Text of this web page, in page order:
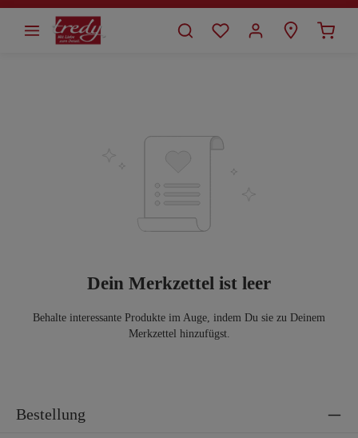
springen
Dein Merkzettel ist leer
Behalte interessante Produkte im Auge, indem Du sie zu Deinem
Merkzettel hinzufügst.
Bestellung